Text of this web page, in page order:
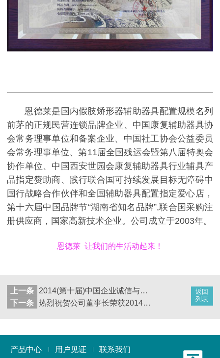
恩德莱是国内假肢矫形器辅助器具配置规模名列
前茅的正规民营连锁品牌企业、中国康复辅助器具协
会常务理事单位和备案企业、中国社工协会公益委员
会常务理事单位、第11届全国残运会暨第八届特奥会
协作单位、中国西安世园会康复辅助器具行业辅具产
品指定赞助商、践行联合国可持续发展目标无障碍中
国行战略合作伙伴和全国辅助器具配置指定爱心店，
第十六届中国品牌节“湖南省知名品牌”,联合国采购注
册供应商，国家高新技术企业。公司成立于2003年。
恩德莱 让我们的生活动起来！
返回
列表
上一条
2014(第十届)中国企业诚信与竞争力论坛峰会在京召开
下一条
热烈祝贺公司董事长荣获2014年度行业[[突出贡献奖]]
产品中心 用户见证 联系我们